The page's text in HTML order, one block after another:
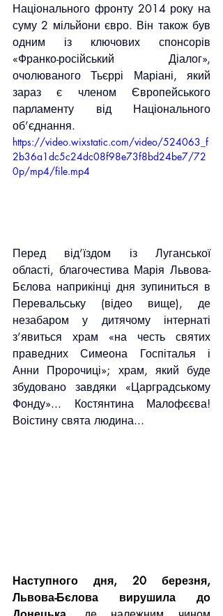
Національного фронту 2014 року на
суму 2 мільйони євро. Він також був
одним із ключових спонсорів
«Франко-російський Діалог»,
очолюваного Тьєррі Маріані, який
зараз є членом Європейського
парламенту від Національного
об’єднання.
https://video.wixstatic.com/video/524063_f
2b36a1dc5c24dc08f98e73f8bd24be7/72
0p/mp4/file.mp4
Перед від’їздом із Луганської
області, благочестива Марія Львова-
Бєлова наприкінці дня зупиниться в
Перевальську (відео вище), де
незабаром у дитячому інтернаті
з’явиться храм «на честь святих
праведних Симеона Госпіталья і
Анни Пророчиці»; храм, який буде
збудовано завдяки «Царградському
Фонду»... Костянтина Малофєєва!
Воістину свята людина...
Наступного дня, 20 березня,
Львова-Бєлова вирушила до